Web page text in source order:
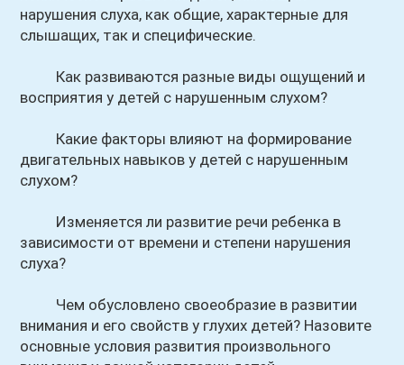
нарушения слуха, как общие, характерные для
слышащих, так и специфические.
Как развиваются разные виды ощущений и
восприятия у детей с нарушенным слухом?
Какие факторы влияют на формирование
двигательных навыков у детей с нарушенным
слухом?
Изменяется ли развитие речи ребенка в
зависимости от времени и степени нарушения
слуха?
Чем обусловлено своеобразие в развитии
внимания и его свойств у глухих детей? Назовите
основные условия развития произвольного